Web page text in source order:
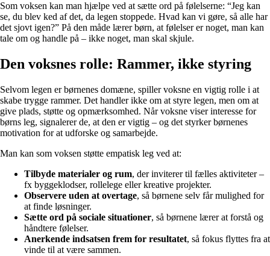
Som voksen kan man hjælpe ved at sætte ord på følelserne: “Jeg kan
se, du blev ked af det, da legen stoppede. Hvad kan vi gøre, så alle har
det sjovt igen?” På den måde lærer børn, at følelser er noget, man kan
tale om og handle på – ikke noget, man skal skjule.
Den voksnes rolle: Rammer, ikke styring
Selvom legen er børnenes domæne, spiller voksne en vigtig rolle i at
skabe trygge rammer. Det handler ikke om at styre legen, men om at
give plads, støtte og opmærksomhed. Når voksne viser interesse for
børns leg, signalerer de, at den er vigtig – og det styrker børnenes
motivation for at udforske og samarbejde.
Man kan som voksen støtte empatisk leg ved at:
Tilbyde materialer og rum, der inviterer til fælles aktiviteter –
fx byggeklodser, rollelege eller kreative projekter.
Observere uden at overtage, så børnene selv får mulighed for
at finde løsninger.
Sætte ord på sociale situationer, så børnene lærer at forstå og
håndtere følelser.
Anerkende indsatsen frem for resultatet, så fokus flyttes fra at
vinde til at være sammen.